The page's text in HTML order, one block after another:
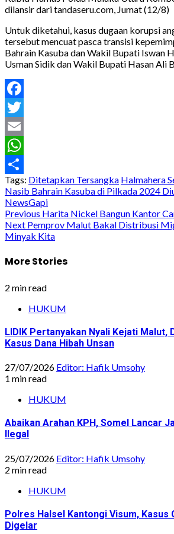
dilansir dari tandaseru.com, Jumat (12/8)
Untuk diketahui, kasus dugaan korupsi
tersebut mencuat pasca transisi
Bahrain Kasuba dan Wakil Bupati Iswan
Usman Sidik dan Wakil Bupati Hasan Ali
Facebook
Twitter
Email
WhatsApp
Share
Tags: Ditetapkan Tersangka Halmahera
Nasib Bahrain Kasuba di Pilkada 2024
NewsGapi
Post
navigation
Previous Harita Nickel Bangun Kantor
Next Pemprov Malut Bakal Distribusi
Minyak Kita
More Stories
2 min read
HUKUM
LIDIK Pertanyakan Nyali Kejati Malut,
Kasus Dana Hibah Unsan
27/07/2026 Editor: Hafik Umsohy
1 min read
HUKUM
Abaikan Arahan KPH, Somel Lancar
Ilegal
25/07/2026 Editor: Hafik Umsohy
2 min read
HUKUM
Polres Halsel Kantongi Visum, Kasus
Digelar